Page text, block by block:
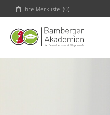
Ihre Merkliste (0)